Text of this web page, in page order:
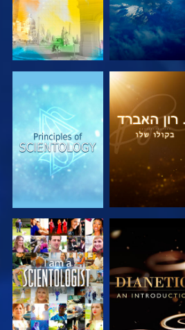
את הסדרה בדוק את הסדרה
את הסדרה צפה